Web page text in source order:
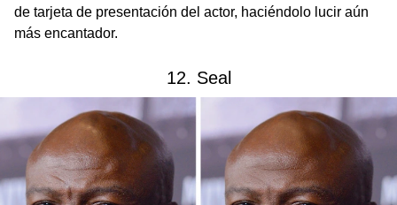
de tarjeta de presentación del actor, haciéndolo lucir aún
más encantador.
12. Seal